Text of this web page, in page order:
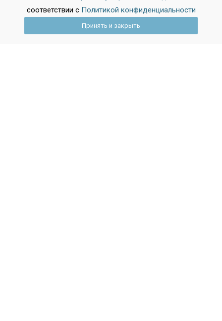
чтобы поисковые системы считали этот сайт лучшим
ответом на запрос.
соответствии с Политикой конфиденциальности
Принять и закрыть